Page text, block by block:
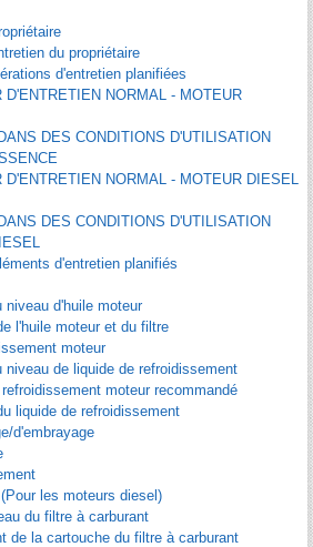
du propriétaire
d'entretien planifiées
D'ENTRETIEN NORMAL - MOTEUR
DES CONDITIONS D'UTILISATION
D'ENTRETIEN NORMAL - MOTEUR DIESEL
DES CONDITIONS D'UTILISATION
d'entretien planifiés
niveau d'huile moteur
l'huile moteur et du filtre
moteur
niveau de liquide de refroidissement
moteur recommandé
liquide de refroidissement
d'embrayage
les moteurs diesel)
du filtre à carburant
de la cartouche du filtre à carburant